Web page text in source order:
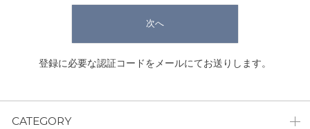
次へ
登録に必要な認証コードをメールにてお送りします。
CATEGORY